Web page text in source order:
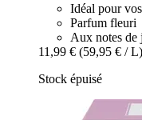
Idéal pour
Parfum fleuri
Aux notes de
11,99 € (59,95 € / L)
Stock épuisé